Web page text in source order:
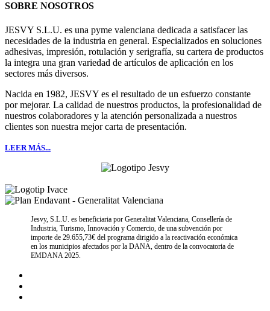
SOBRE NOSOTROS
JESVY S.L.U. es una pyme valenciana dedicada a satisfacer las
necesidades de la industria en general. Especializados en soluciones
adhesivas, impresión, rotulación y serigrafía, su cartera de productos
la integra una gran variedad de artículos de aplicación en los
sectores más diversos.
Nacida en 1982, JESVY es el resultado de un esfuerzo constante
por mejorar. La calidad de nuestros productos, la profesionalidad de
nuestros colaboradores y la atención personalizada a nuestros
clientes son nuestra mejor carta de presentación.
LEER MÁS...
Jesvy, S.L.U. es beneficiaria por Generalitat Valenciana, Consellería de
Industria, Turismo, Innovación y Comercio, de una subvención por
importe de 29.655,73€ del programa dirigido a la reactivación económica
en los municipios afectados por la DANA, dentro de la convocatoria de
EMDANA 2025.